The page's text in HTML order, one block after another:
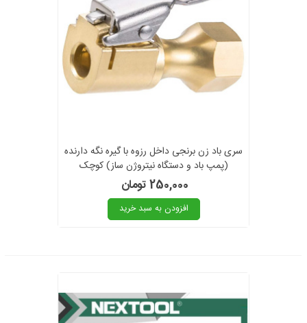
سری باد زن برنجی داخل رزوه با گیره نگه دارنده
(پمپ باد و دستگاه نیتروژن ساز) کوچک
250,000 تومان
افزودن به سبد خرید